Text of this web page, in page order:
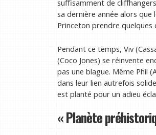
suffisamment de
sa dernière année alors
Princeton prendre quelques
Pendant ce temps, Viv
(Coco Jones) se réinvente
pas une blague. Même Phil
dans leur lien autrefois
est planté pour un adieu
« Planète